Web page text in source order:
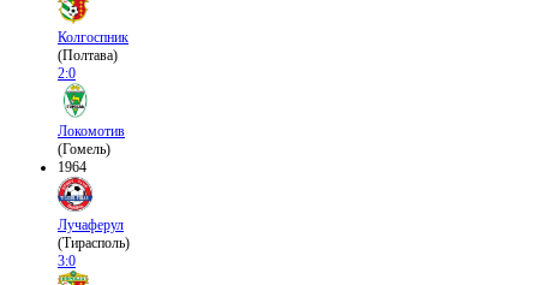
Колгоспник
(Полтава)
2:0
Локомотив
(Гомель)
1964
Лучаферул
(Тирасполь)
3:0